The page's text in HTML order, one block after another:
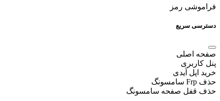
فراموشی رمز
دسترسی سریع
صفحه اصلی
پنل کاربری
خرید اپل آیدی
حذف Frp سامسونگ
حذف قفل صفحه سامسونگ